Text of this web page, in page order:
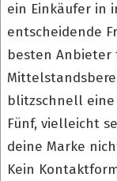
ein Einkäufer in
entscheidende
besten Anbieter
blitzschnell
Fünf, vielleicht
deine Marke
Kein